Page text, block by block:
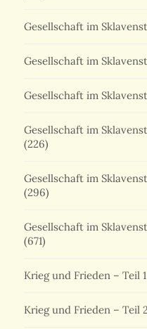
Gesellschaft im
Gesellschaft im
Gesellschaft im
Gesellschaft im
(226)
Gesellschaft im
(296)
Gesellschaft im
(671)
Krieg und Frieden – Teil 1
Krieg und Frieden – Teil